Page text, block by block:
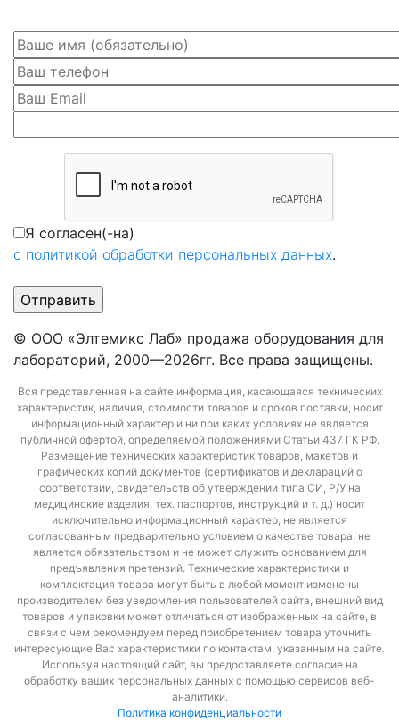
Я согласен(-на)
с политикой обработки персональных данных.
© ООО «Элтемикс Лаб» продажа оборудования для
лабораторий, 2000—2026гг. Все права защищены.
Вся представленная на сайте информация, касающаяся технических
характеристик, наличия, стоимости товаров и сроков поставки, носит
информационный характер и ни при каких условиях не является
публичной офертой, определяемой положениями Статьи 437 ГК РФ.
Размещение технических характеристик товаров, макетов и
графических копий документов (сертификатов и деклараций о
соответствии, свидетельств об утверждении типа СИ, Р/У на
медицинские изделия, тех. паспортов, инструкций и т. д.) носит
исключительно информационный характер, не является
согласованным предварительно условием о качестве товара, не
является обязательством и не может служить основанием для
предъявления претензий. Технические характеристики и
комплектация товара могут быть в любой момент изменены
производителем без уведомления пользователей сайта, внешний вид
товаров и упаковки может отличаться от изображенных на сайте, в
связи с чем рекомендуем перед приобретением товара уточнить
интересующие Вас характеристики по контактам, указанным на сайте.
Используя настоящий сайт, вы предоставляете согласие на
обработку ваших персональных данных с помощью сервисов веб-
аналитики.
Политика конфиденциальности